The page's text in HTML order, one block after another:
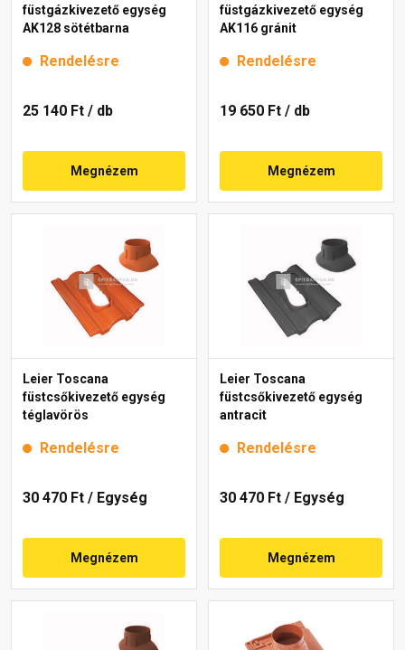
füstgázkivezető egység
AK128 sötétbarna
Rendelésre
25 140 Ft / db
Megnézem
füstgázkivezető egység
AK116 gránit
Rendelésre
19 650 Ft / db
Megnézem
Leier Toscana
füstcsőkivezető egység
téglavörös
Rendelésre
30 470 Ft / Egység
Megnézem
Leier Toscana
füstcsőkivezető egység
antracit
Rendelésre
30 470 Ft / Egység
Megnézem